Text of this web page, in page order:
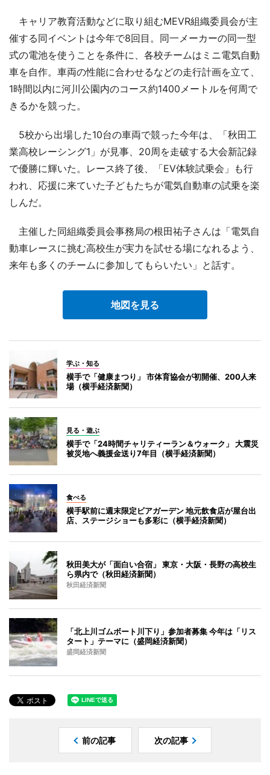
キャリア教育活動などに取り組むMEVR組織委員会が主
催する同イベントは今年で8回目。同一メーカーの同一型
式の電池を使うことを条件に、各校チームはミニ電気自動
車を自作。車両の性能に合わせるなどの走行計画を立て、
1時間以内に河川公園内のコース約1400メートルを何周で
きるかを競った。
5校から出場した10台の車両で競った今年は、「秋田工
業高校レーシング1」が見事、20周を走破する大会新記録
で優勝に輝いた。レース終了後、「EV体験試乗会」も行
われ、応援に来ていた子どもたちが電気自動車の試乗を楽
しんだ。
主催した同組織委員会事務局の根田祐子さんは「電気自
動車レースに挑む高校生が実力を試せる場になれるよう、
来年も多くのチームに参加してもらいたい」と話す。
地図を見る
学ぶ・知る
横手で「健康まつり」 市体育協会が初開催、200人来
場（横手経済新聞）
見る・遊ぶ
横手で「24時間チャリティーラン＆ウォーク」 大震災
被災地へ義援金送り7年目（横手経済新聞）
食べる
横手駅前に週末限定ビアガーデン 地元飲食店が屋台出
店、ステージショーも多彩に（横手経済新聞）
秋田美大が「面白い合宿」 東京・大阪・長野の高校生
ら県内で（秋田経済新聞）
秋田経済新聞
「北上川ゴムボート川下り」参加者募集 今年は「リス
タート」テーマに（盛岡経済新聞）
盛岡経済新聞
前の記事 次の記事